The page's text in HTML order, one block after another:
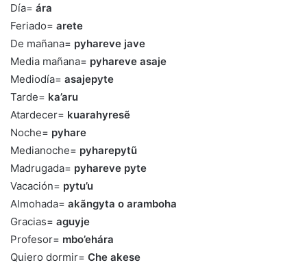
Día= ára
Feriado= arete
De mañana= pyhareve jave
Media mañana= pyhareve asaje
Mediodía= asajepyte
Tarde= ka’aru
Atardecer= kuarahyresẽ
Noche= pyhare
Medianoche= pyharepytũ
Madrugada= pyhareve pyte
Vacación= pytu’u
Almohada= akãngyta o aramboha
Gracias= aguyje
Profesor= mbo’ehára
Quiero dormir= Che akese